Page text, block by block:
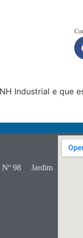
Industrial e que
98
Jardim